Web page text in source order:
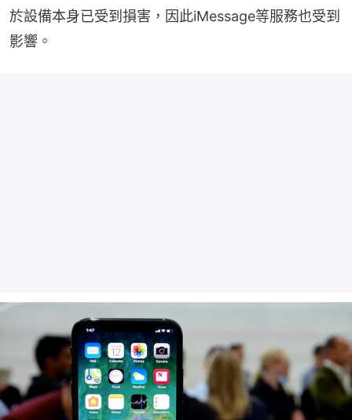
於設備本身已受到損害，因此iMessage等服務也受到
影響。